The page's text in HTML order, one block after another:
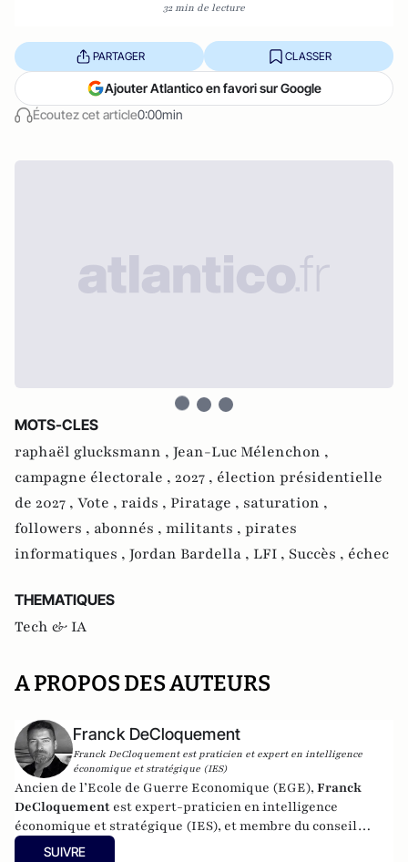
32 min de lecture
Écoutez cet article0:00min
PARTAGER CLASSER
Ajouter Atlantico en favori sur Google
MOTS-CLES
raphaël glucksmann , Jean-Luc Mélenchon ,
campagne électorale , 2027 , élection présidentielle
de 2027 , Vote , raids , Piratage , saturation ,
followers , abonnés , militants , pirates
informatiques , Jordan Bardella , LFI , Succès , échec
THEMATIQUES
Tech & IA
A PROPOS DES AUTEURS
Franck DeCloquement
Franck DeCloquement est praticien et expert en intelligence
économique et stratégique (IES)
Ancien de l’Ecole de Guerre Economique (EGE), Franck
DeCloquement est expert-praticien en intelligence
économique et stratégique (IES), et membre du conseil
scientifique de l’Institut d’Études de Géopolitique
SUIVRE